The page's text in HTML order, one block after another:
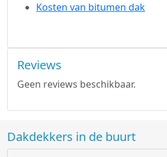
Kosten van bitumen dak
Reviews
Geen reviews beschikbaar.
Dakdekkers in de buurt